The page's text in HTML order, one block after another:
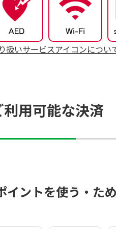
扱いサービスアイコンについ
利用可能な決済
イントを使う・た